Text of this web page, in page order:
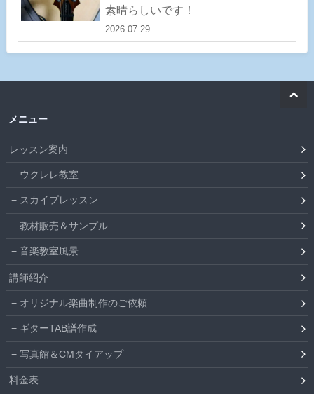
素晴らしいです！
2026.07.29
メニュー
レッスン案内
ウクレレ教室
スカイプレッスン
教材販売＆サンプル
音楽教室風景
講師紹介
オリジナル楽曲制作のご依頼
ギターTAB譜作成
写真館＆CMタイアップ
料金表